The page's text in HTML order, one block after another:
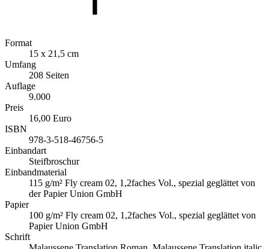
Format
15 x 21,5 cm
Umfang
208 Seiten
Auflage
9.000
Preis
16,00 Euro
ISBN
978-3-518-46756-5
Einbandart
Steifbroschur
Einbandmaterial
115 g/m² Fly cream 02, 1,2faches Vol., spezial geglättet von
der Papier Union GmbH
Papier
100 g/m² Fly cream 02, 1,2faches Vol., spezial geglättet von
Papier Union GmbH
Schrift